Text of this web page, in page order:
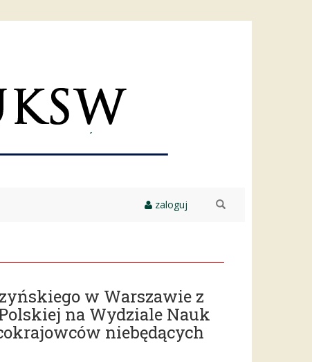
zaloguj
w Warszawie z
na Wydziale Nauk
niebędących